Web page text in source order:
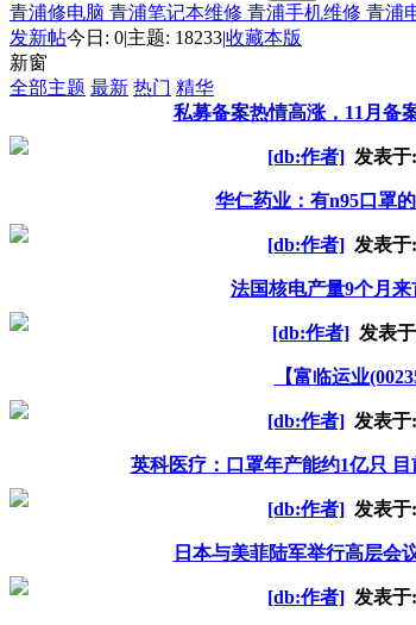
青浦修电脑 青浦笔记本维修 青浦手机维修 青浦
发新帖今日: 0|主题: 18233|收藏本版
新窗
全部主题 最新 热门 精华
私募备案热情高涨，11月备
[db:作者] 发表于:
华仁药业：有n95口罩
[db:作者] 发表于:
法国核电产量9个月
[db:作者] 发表
【富临运业
[db:作者] 发表于:
英科医疗：口罩年产能约1亿只
[db:作者] 发表于:
日本与美菲陆军举行高层会
[db:作者] 发表于: